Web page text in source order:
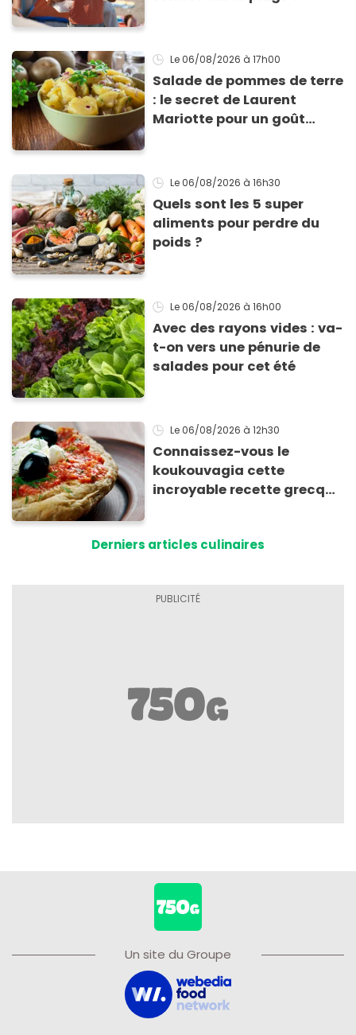
Le 06/08/2026 à 17h00
Salade de pommes de terre
: le secret de Laurent
Mariotte pour un goût
Le 06/08/2026 à 16h30
Quels sont les 5 super
aliments pour perdre du
poids ?
Le 06/08/2026 à 16h00
Avec des rayons vides : va-
t-on vers une pénurie de
salades pour cet été
Le 06/08/2026 à 12h30
Connaissez-vous le
koukouvagia cette
incroyable recette grecque
Derniers articles culinaires
Un site du Groupe